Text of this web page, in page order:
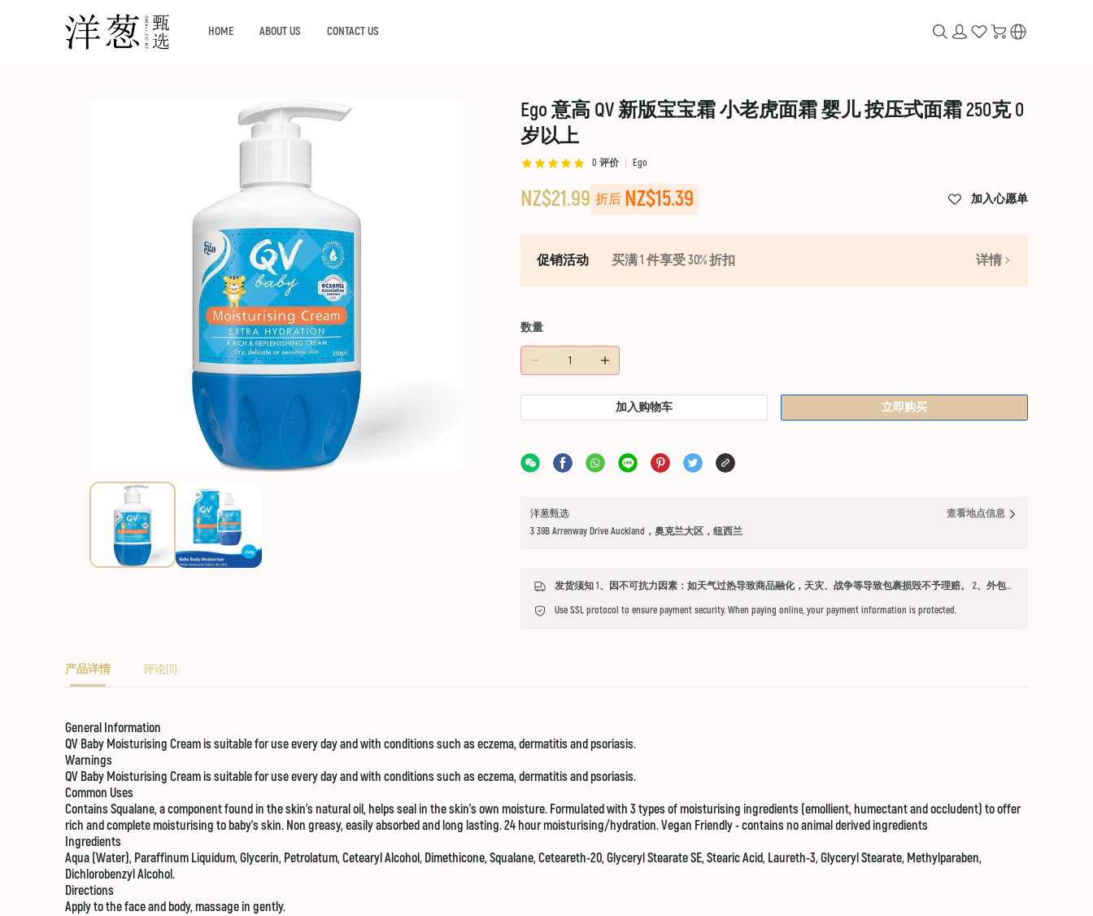
HOME ABOUT US CONTACT US
Ego 意高 QV 新版宝宝霜 小老虎面霜 婴儿 按压式面霜 250克 0
岁以上
0 评价 Ego
NZ$21.99 折后 NZ$15.39 加入心愿单
促销活动 买满 1 件享受 30% 折扣 详情
数量
加入购物车 立即购买
洋葱甄选
3 39B Arrenway Drive Auckland，奥克兰大区，纽西兰
查看地点信息
发货须知 1、因不可抗力因素：如天气过热导致商品融化，天灾、战争等导致包裹损毁不予理赔。 2、外包装箱完好，保健品内件胶囊破损、杂货等漏液问题不予赔付。 3、铁元，小安素，酵素液，玻璃瓶食用油，粉盐，会包泡泡纸，按照高要求打包，有爆罐、漏液均不予以理赔。 4、超过受理时限（签收后三天内未联系客服将不能申请售后） 5、首重不足1kg的包裹按1kg收费。 6、根据海关要求，海外直邮及保税仓产品必须提交收件人身份证信息（收件人姓名必须与上传身份证信息一致），否则将无法出库发货。 7、由于海外直邮产品路途遥远，在高温等不可控情况下，糖果、巧克力、口红、软胶囊会有软化变形的现象，建议收到产品后放入冰箱内冷却1-2小时再打开。
Use SSL protocol to ensure payment security. When paying online, your payment information is protected.
产品详情 评论(0)
General Information
QV Baby Moisturising Cream is suitable for use every day and with conditions such as eczema, dermatitis and psoriasis.
Warnings
QV Baby Moisturising Cream is suitable for use every day and with conditions such as eczema, dermatitis and psoriasis.
Common Uses
Contains Squalane, a component found in the skin’s natural oil, helps seal in the skin’s own moisture. Formulated with 3 types of moisturising ingredients (emollient, humectant and occludent) to offer
rich and complete moisturising to baby’s skin. Non greasy, easily absorbed and long lasting. 24 hour moisturising/hydration. Vegan Friendly - contains no animal derived ingredients
Ingredients
Aqua (Water), Paraffinum Liquidum, Glycerin, Petrolatum, Cetearyl Alcohol, Dimethicone, Squalane, Ceteareth-20, Glyceryl Stearate SE, Stearic Acid, Laureth-3, Glyceryl Stearate, Methylparaben,
Dichlorobenzyl Alcohol.
Directions
Apply to the face and body, massage in gently.